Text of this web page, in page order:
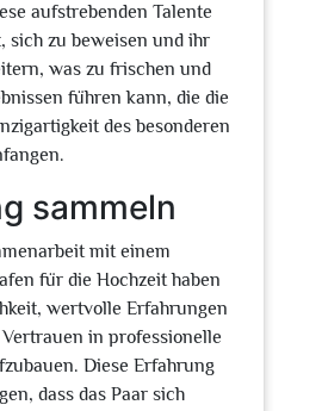
aufstrebenden Talente
sich zu beweisen und ihr
was zu frischen und
führen kann, die die
des besonderen
sammeln
mit einem
für die Hochzeit haben
wertvolle Erfahrungen
in professionelle
Diese Erfahrung
dass das Paar sich